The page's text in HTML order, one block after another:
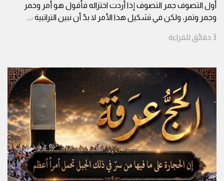
أول التصوف جمر التصوف إذا أردت اختزاله فأقول هو أمر وخمر
وجمر وتمر، ولكن في تشكيل هذا الأمر لا بدّ أن نبين التراتبية :...
3 دقائق للقراءة